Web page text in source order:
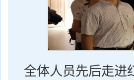
全体人员先后走进